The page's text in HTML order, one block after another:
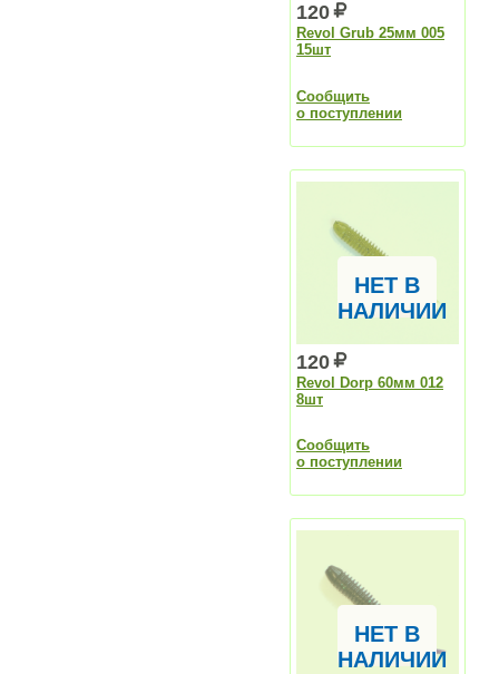
120
Revol Grub 25мм 005
15шт
Сообщить
о поступлении
НЕТ В
НАЛИЧИИ
120
Revol Dorp 60мм 012
8шт
Сообщить
о поступлении
НЕТ В
НАЛИЧИИ